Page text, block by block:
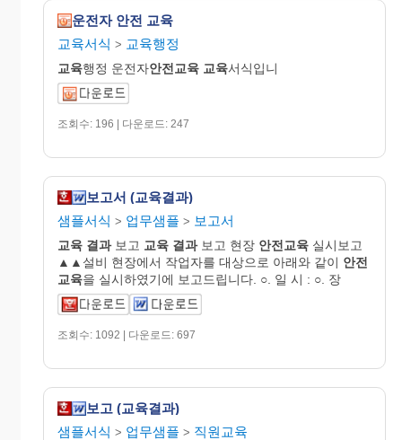
운전자 안전 교육
교육서식 > 교육행정
교육행정 운전자안전교육 교육서식입니
조회수: 196 | 다운로드: 247
보고서 (교육결과)
샘플서식 > 업무샘플 > 보고서
교육 결과보고 교육 결과보고 현장 안전교육 실시보고
▲▲설비 현장에서 작업자를 대상으로 아래와 같이 안전
교육을 실시하였기에 보고드립니다. ○. 일 시 : ○. 장
조회수: 1092 | 다운로드: 697
보고 (교육결과)
샘플서식 > 업무샘플 > 직원교육